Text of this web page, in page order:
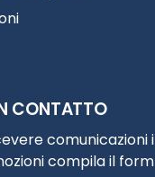
CONTATTO
comunicazioni
compila il form